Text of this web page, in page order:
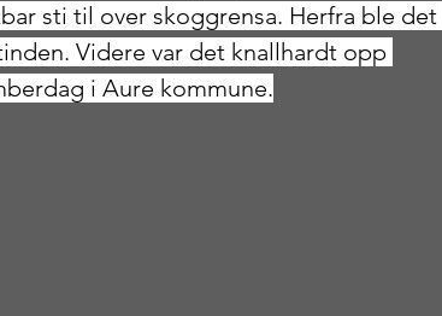
sti til over skoggrensa. Herfra ble det
Videre var det knallhardt opp
i Aure kommune.